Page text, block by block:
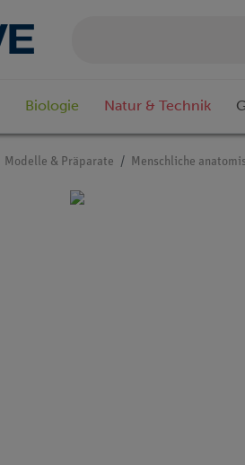
Biologie Natur & Technik
Modelle & Präparate Menschliche